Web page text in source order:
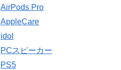
AirPods Pro
AppleCare
idol
PCスピーカー
PS5